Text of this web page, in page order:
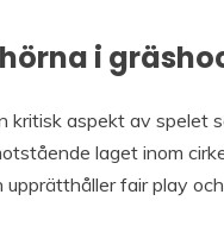
i
kritisk aspekt av
laget inom
fair play